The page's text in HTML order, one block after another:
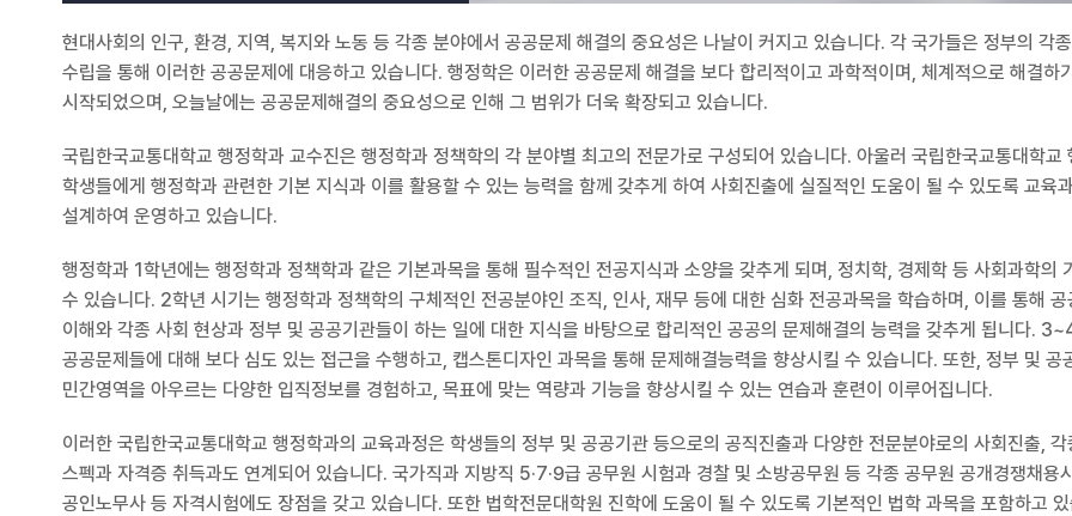
현대사회의 인구, 환경, 지역, 복지와 노동 등 각종 분야에서 공공문제 해결의 중요성은 나날이 커지고 있습니다. 각 국가들은 정부의 각
수립을 통해 이러한 공공문제에 대응하고 있습니다. 행정학은 이러한 공공문제 해결을 보다 합리적이고 과학적이며, 체계적으로 해결하
시작되었으며, 오늘날에는 공공문제해결의 중요성으로 인해 그 범위가 더욱 확장되고 있습니다.
국립한국교통대학교 행정학과 교수진은 행정학과 정책학의 각 분야별 최고의 전문가로 구성되어 있습니다. 아울러 국립한국교통대학교
학생들에게 행정학과 관련한 기본 지식과 이를 활용할 수 있는 능력을 함께 갖추게 하여 사회진출에 실질적인 도움이 될 수 있도록 교육
설계하여 운영하고 있습니다.
행정학과 1학년에는 행정학과 정책학과 같은 기본과목을 통해 필수적인 전공지식과 소양을 갖추게 되며, 정치학, 경제학 등 사회과학의
수 있습니다. 2학년 시기는 행정학과 정책학의 구체적인 전공분야인 조직, 인사, 재무 등에 대한 심화 전공과목을 학습하며, 이를 통해
이해와 각종 사회 현상과 정부 및 공공기관들이 하는 일에 대한 지식을 바탕으로 합리적인 공공의 문제해결의 능력을 갖추게 됩니다.
공공문제들에 대해 보다 심도 있는 접근을 수행하고, 캡스톤디자인 과목을 통해 문제해결능력을 향상시킬 수 있습니다. 또한, 정부 및 공
민간영역을 아우르는 다양한 입직정보를 경험하고, 목표에 맞는 역량과 기능을 향상시킬 수 있는 연습과 훈련이 이루어집니다.
이러한 국립한국교통대학교 행정학과의 교육과정은 학생들의 정부 및 공공기관 등으로의 공직진출과 다양한 전문분야로의 사회진출,
스펙과 자격증 취득과도 연계되어 있습니다. 국가직과 지방직 5·7·9급 공무원 시험과 경찰 및 소방공무원 등 각종 공무원 공개경쟁채용
공인노무사 등 자격시험에도 장점을 갖고 있습니다. 또한 법학전문대학원 진학에 도움이 될 수 있도록 기본적인 법학 과목을 포함하고